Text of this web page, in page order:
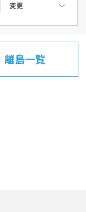
変更
離島一覧